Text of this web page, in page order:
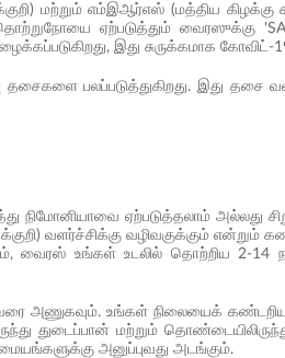
மற்றும் எம்இஆர்எஸ் (மத்திய கிழக்கு
ஏற்படுத்தும் வைரஸுக்கு
இது சுருக்கமாக கோவிட்-
பலப்படுத்துகிறது. இது தசை
நிமோனியாவை ஏற்படுத்தலாம் அல்லது
வளர்ச்சிக்கு வழிவகுக்கும் என்றும்
வைரஸ் உங்கள் உடலில் தொற்றிய 2-14
அணுகவும். உங்கள் நிலையைக்
துடைப்பான் மற்றும்
அனுப்புவது அடங்கும்.